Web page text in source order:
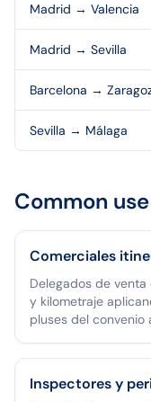
Madrid → Valencia
Madrid → Sevilla
Barcelona →
Sevilla → Málaga
Common
Comerciales
Delegados de
y kilometraje
pluses del convenio
Inspectores y